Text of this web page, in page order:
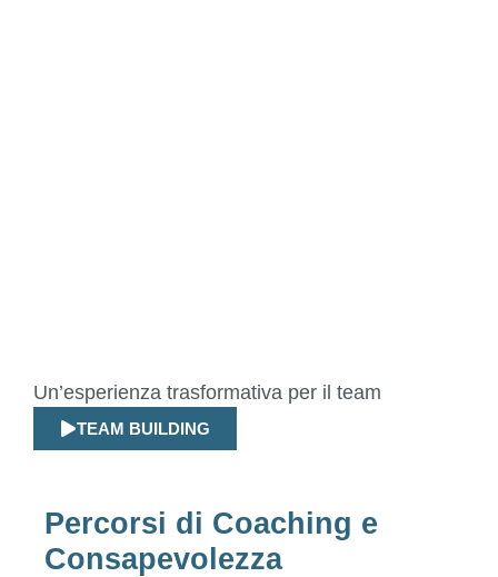
Un’esperienza trasformativa per il team
TEAM BUILDING
Percorsi di Coaching e
Consapevolezza